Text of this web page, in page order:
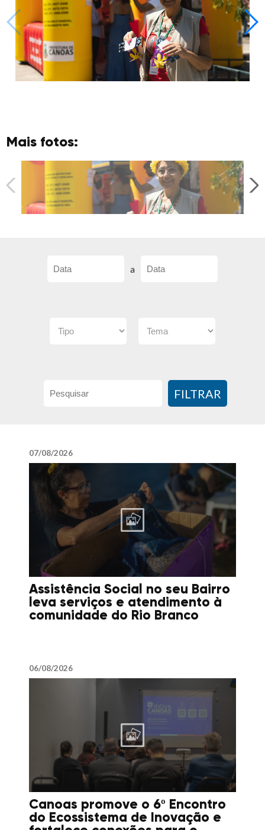
Mais fotos:
a
FILTRAR
07/08/2026
Assistência Social no seu Bairro
leva serviços e atendimento à
comunidade do Rio Branco
06/08/2026
Canoas promove o 6º Encontro
do Ecossistema de Inovação e